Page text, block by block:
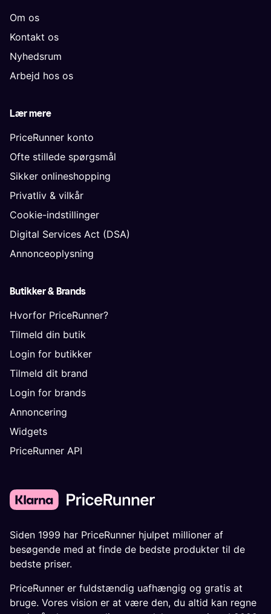
Om os
Kontakt os
Nyhedsrum
Arbejd hos os
Lær mere
PriceRunner konto
Ofte stillede spørgsmål
Sikker onlineshopping
Privatliv & vilkår
Cookie-indstillinger
Digital Services Act (DSA)
Annonceoplysning
Butikker & Brands
Hvorfor PriceRunner?
Tilmeld din butik
Login for butikker
Tilmeld dit brand
Login for brands
Annoncering
Widgets
PriceRunner API
Siden 1999 har PriceRunner hjulpet millioner af
besøgende med at finde de bedste produkter til de
bedste priser.
PriceRunner er fuldstændig uafhængig og gratis at
bruge. Vores vision er at være den, du altid kan regne